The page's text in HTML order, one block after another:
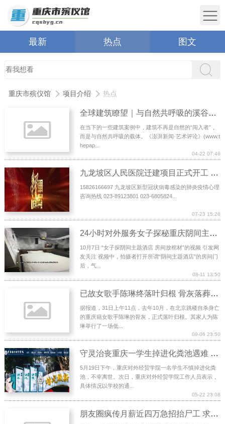
最新 热点 图文
重庆市殡仪馆 项目介绍 热点
全球建筑瞭望｜与自然共呼吸的溪谷石舍与海边公共空间
在当下的一些建筑案例中，建筑不再是自然的“闯入者”，
而是与自然共呼吸的载体。《澎湃新闻·艺术评论》(www.t
hepap...
04-22 07:46
九龙坡区人民医院迁建项目正式开工 2023年投用
15826166697 九龙坡区新型冠状病毒感染的肺炎疫情心理
咨询热线 023-89123801 023-6805824...
07-23 15:26
24小时对外服务女子探秘重庆阴间主题酒店，房间放花圈棺材……你敢住么？
10月7日 “女子探阴间主题酒店 房间放棺材”的视频 引发网
友关注 视频中，拍摄者打开所谓“阴间主题酒店”的房间门
后，气...
08-11 13:50
已故女歌手陈琳终落叶归根 骨灰落葬老家重庆
据报道，31日上午11点，去年10月，在北京跳楼自杀身亡
的重庆籍女歌手陈琳的骨灰，正式落叶归根。其家人为陈
琳举行了一场低...
09-06 23:50
守灵治丧重庆一学生掉进化粪池遇难 多方回应 相关部门已介入处理
5月19日下午，重庆对外经贸学院一名学生不慎掉进化粪
池，不幸离世。次日，重庆对外经贸学院工作人员表示，
具体情况以学校的通...
05-22 23:08
朋友圈疯传月薪近四万急招抬尸工 求职者打爆殡仪馆电话